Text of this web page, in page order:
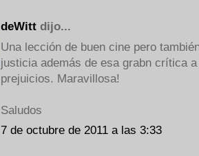
deWitt dijo...
Una lección de buen cine pero
justicia además de esa grabn crítica
prejuicios. Maravillosa!
Saludos
7 de octubre de 2011 a las 3:33